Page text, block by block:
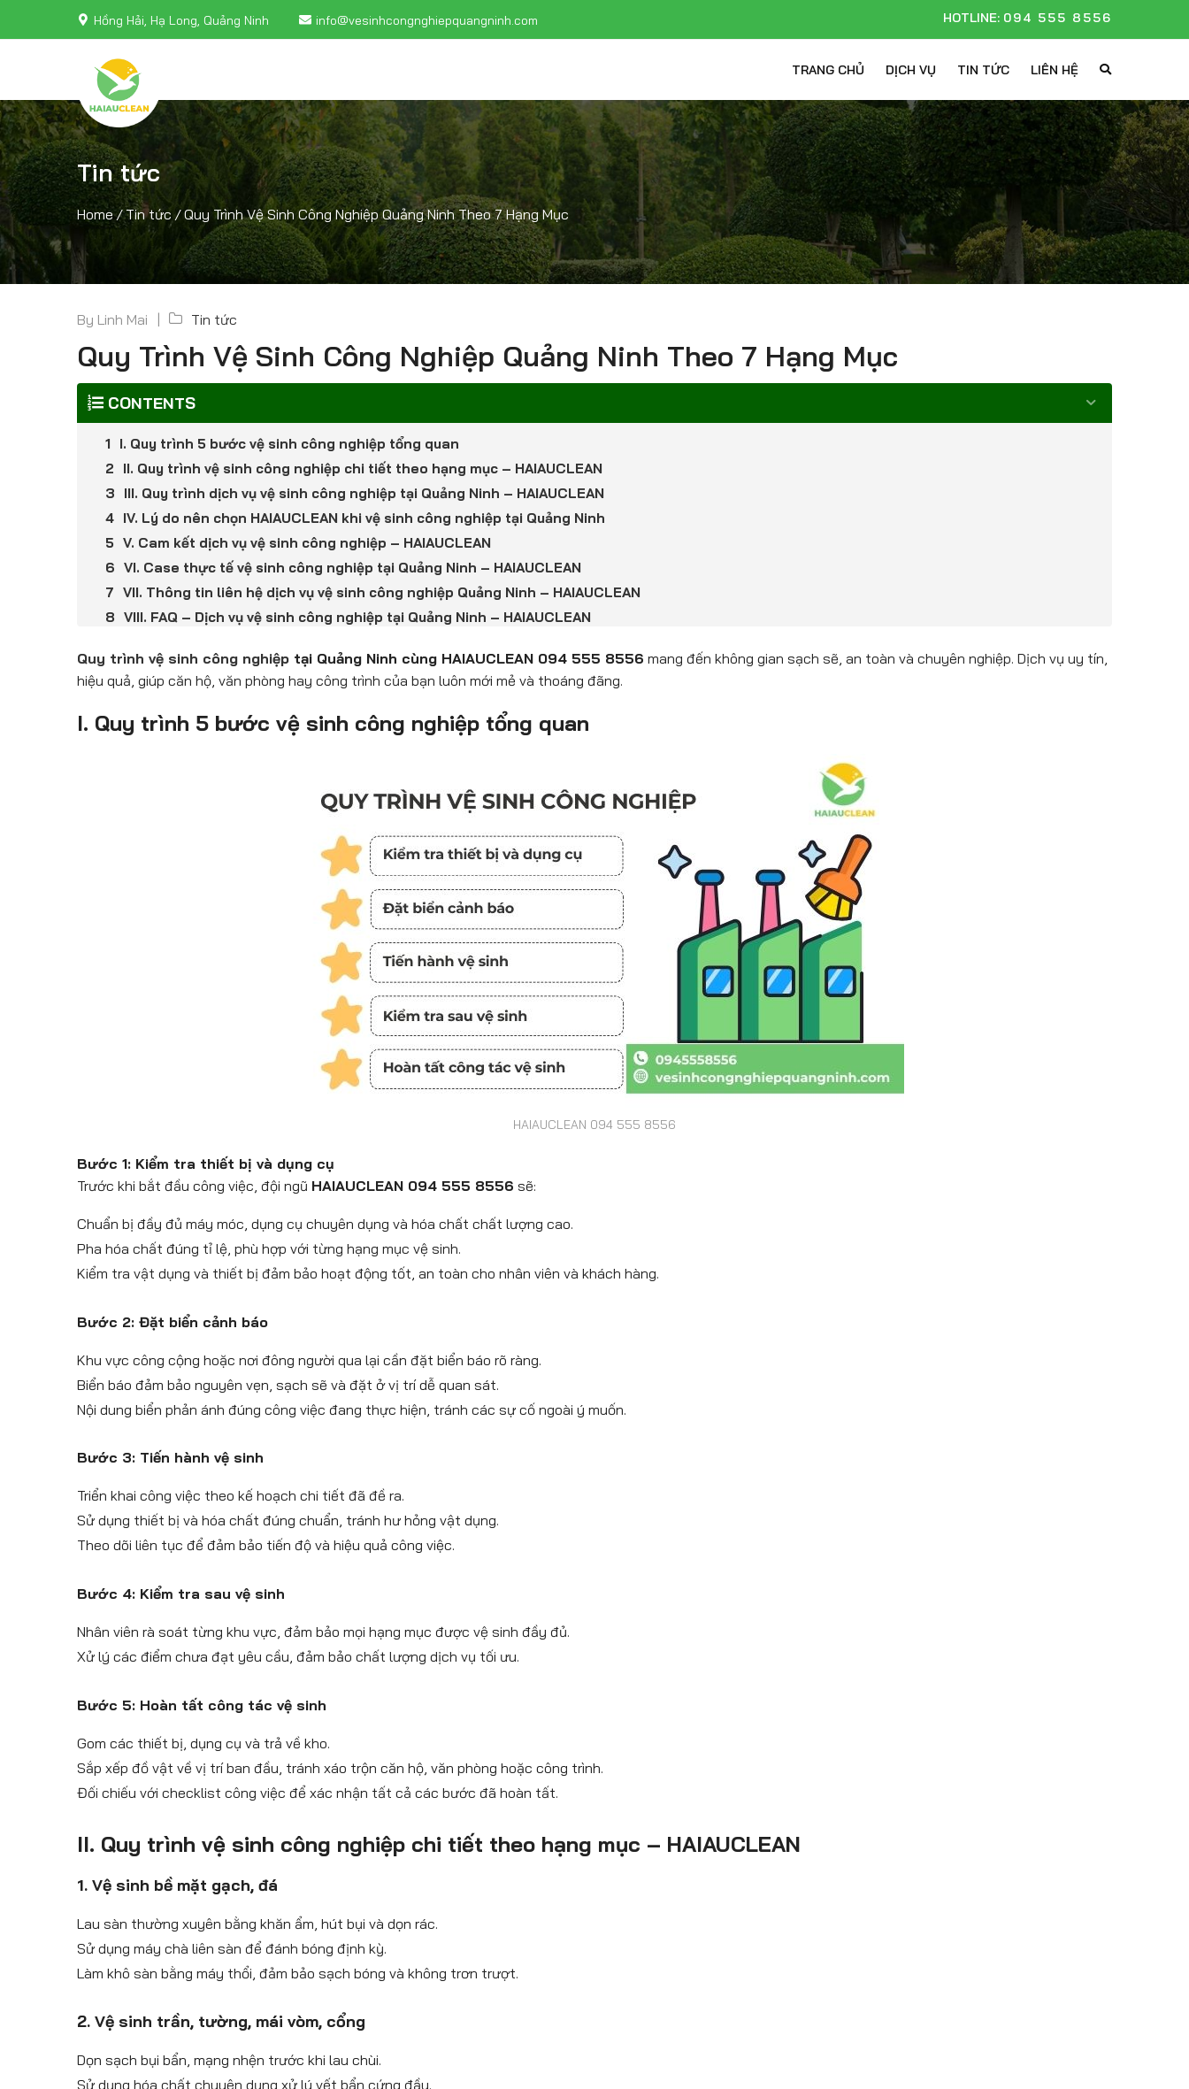
Hồng Hải, Hạ Long, Quảng Ninh info@vesinhcongnghiepquangninh.com HOTLINE: 094 555 8556
TRANG CHỦ DỊCH VỤ TIN TỨC LIÊN HỆ
Tin tức
Home/Tin tức /Quy Trình Vệ Sinh Công Nghiệp Quảng Ninh Theo 7 Hạng Mục
By Linh Mai Tin tức
Quy Trình Vệ Sinh Công Nghiệp Quảng Ninh Theo 7 Hạng Mục
CONTENTS
I. Quy trình 5 bước vệ sinh công nghiệp tổng quan
II. Quy trình vệ sinh công nghiệp chi tiết theo hạng mục – HAIAUCLEAN
III. Quy trình dịch vụ vệ sinh công nghiệp tại Quảng Ninh – HAIAUCLEAN
IV. Lý do nên chọn HAIAUCLEAN khi vệ sinh công nghiệp tại Quảng Ninh
V. Cam kết dịch vụ vệ sinh công nghiệp – HAIAUCLEAN
VI. Case thực tế vệ sinh công nghiệp tại Quảng Ninh – HAIAUCLEAN
VII. Thông tin liên hệ dịch vụ vệ sinh công nghiệp Quảng Ninh – HAIAUCLEAN
VIII. FAQ – Dịch vụ vệ sinh công nghiệp tại Quảng Ninh – HAIAUCLEAN
Quy trình vệ sinh công nghiệp tại Quảng Ninh cùng HAIAUCLEAN 094 555 8556 mang đến không gian sạch sẽ, an toàn và chuyên nghiệp. Dịch vụ uy tín,
hiệu quả, giúp căn hộ, văn phòng hay công trình của bạn luôn mới mẻ và thoáng đãng.
I. Quy trình 5 bước vệ sinh công nghiệp tổng quan
HAIAUCLEAN 094 555 8556
Bước 1: Kiểm tra thiết bị và dụng cụ
Trước khi bắt đầu công việc, đội ngũ HAIAUCLEAN 094 555 8556 sẽ:
Chuẩn bị đầy đủ máy móc, dụng cụ chuyên dụng và hóa chất chất lượng cao.
Pha hóa chất đúng tỉ lệ, phù hợp với từng hạng mục vệ sinh.
Kiểm tra vật dụng và thiết bị đảm bảo hoạt động tốt, an toàn cho nhân viên và khách hàng.
Bước 2: Đặt biển cảnh báo
Khu vực công cộng hoặc nơi đông người qua lại cần đặt biển báo rõ ràng.
Biển báo đảm bảo nguyên vẹn, sạch sẽ và đặt ở vị trí dễ quan sát.
Nội dung biển phản ánh đúng công việc đang thực hiện, tránh các sự cố ngoài ý muốn.
Bước 3: Tiến hành vệ sinh
Triển khai công việc theo kế hoạch chi tiết đã đề ra.
Sử dụng thiết bị và hóa chất đúng chuẩn, tránh hư hỏng vật dụng.
Theo dõi liên tục để đảm bảo tiến độ và hiệu quả công việc.
Bước 4: Kiểm tra sau vệ sinh
Nhân viên rà soát từng khu vực, đảm bảo mọi hạng mục được vệ sinh đầy đủ.
Xử lý các điểm chưa đạt yêu cầu, đảm bảo chất lượng dịch vụ tối ưu.
Bước 5: Hoàn tất công tác vệ sinh
Gom các thiết bị, dụng cụ và trả về kho.
Sắp xếp đồ vật về vị trí ban đầu, tránh xáo trộn căn hộ, văn phòng hoặc công trình.
Đối chiếu với checklist công việc để xác nhận tất cả các bước đã hoàn tất.
II. Quy trình vệ sinh công nghiệp chi tiết theo hạng mục – HAIAUCLEAN
1. Vệ sinh bề mặt gạch, đá
Lau sàn thường xuyên bằng khăn ẩm, hút bụi và dọn rác.
Sử dụng máy chà liên sàn để đánh bóng định kỳ.
Làm khô sàn bằng máy thổi, đảm bảo sạch bóng và không trơn trượt.
2. Vệ sinh trần, tường, mái vòm, cổng
Dọn sạch bụi bẩn, mạng nhện trước khi lau chùi.
Sử dụng hóa chất chuyên dụng xử lý vết bẩn cứng đầu.